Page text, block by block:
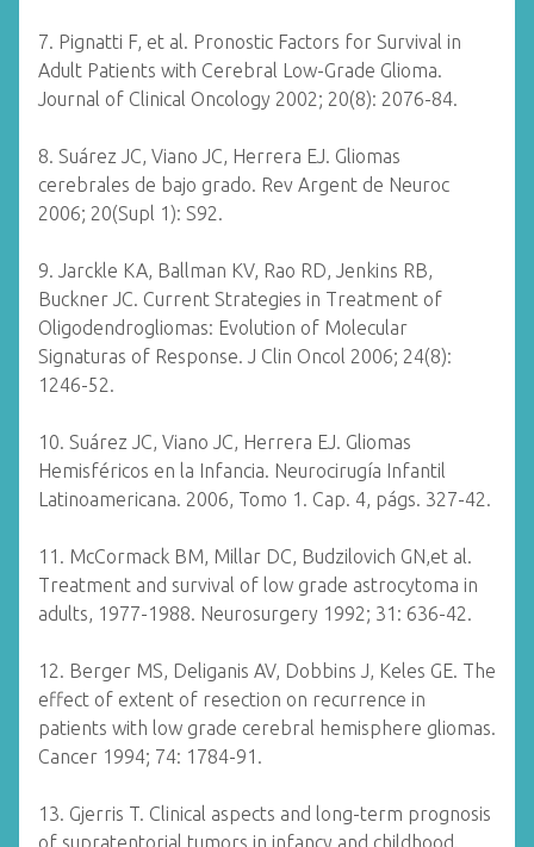
7. Pignatti F, et al. Pronostic Factors for Survival in
Adult Patients with Cerebral Low-Grade Glioma.
Journal of Clinical Oncology 2002; 20(8): 2076-84.
8. Suárez JC, Viano JC, Herrera EJ. Gliomas
cerebrales de bajo grado. Rev Argent de Neuroc
2006; 20(Supl 1): S92.
9. Jarckle KA, Ballman KV, Rao RD, Jenkins RB,
Buckner JC. Current Strategies in Treatment of
Oligodendrogliomas: Evolution of Molecular
Signaturas of Response. J Clin Oncol 2006; 24(8):
1246-52.
10. Suárez JC, Viano JC, Herrera EJ. Gliomas
Hemisféricos en la Infancia. Neurocirugía Infantil
Latinoamericana. 2006, Tomo 1. Cap. 4, págs. 327-42.
11. McCormack BM, Millar DC, Budzilovich GN,et al.
Treatment and survival of low grade astrocytoma in
adults, 1977-1988. Neurosurgery 1992; 31: 636-42.
12. Berger MS, Deliganis AV, Dobbins J, Keles GE. The
effect of extent of resection on recurrence in
patients with low grade cerebral hemisphere gliomas.
Cancer 1994; 74: 1784-91.
13. Gjerris T. Clinical aspects and long-term prognosis
of supratentorial tumors in infancy and childhood.